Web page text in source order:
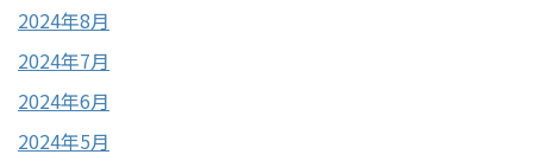
2024年8月
2024年7月
2024年6月
2024年5月